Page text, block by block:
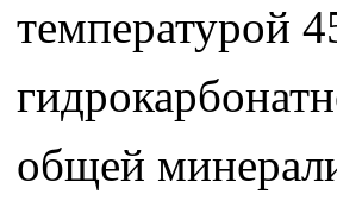
температурой
общей